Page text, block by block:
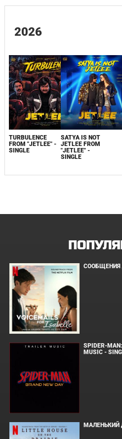
2026
TURBULENCE
FROM "JETLEE" -
SINGLE
SATYA IS NOT
JETLEE FROM
"JETLEE" -
SINGLE
СООБЩЕНИЯ
SPIDER-
MUSIC -
МАЛЕНЬКИЙ